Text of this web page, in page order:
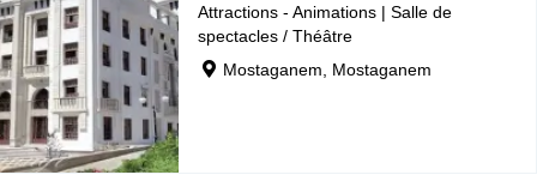
Attractions - Animations |Salle de
spectacles / Théâtre
Mostaganem, Mostaganem